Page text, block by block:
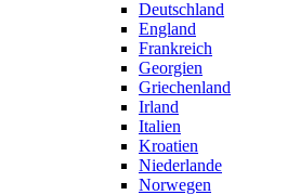
Deutschland
England
Frankreich
Georgien
Griechenland
Irland
Italien
Kroatien
Niederlande
Norwegen